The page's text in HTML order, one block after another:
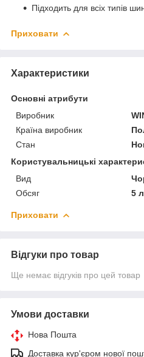
Підходить для всіх типів
Приховати
Характеристики
Основні атрибути
Виробник
Країна виробник
Стан
Користувальницькі
Вид
Обсяг
5 л
Приховати
Відгуки про товар
Ще немає відгуків про цей товар
Умови доставки
Нова Пошта
Доставка кур'єром нової